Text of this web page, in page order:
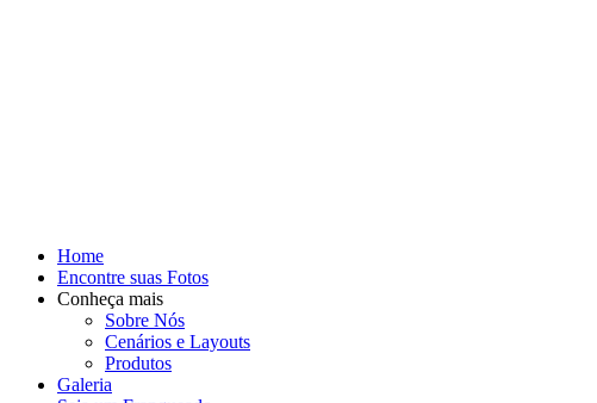
Home
Encontre suas Fotos
Conheça mais
Sobre Nós
Cenários e Layouts
Produtos
Galeria